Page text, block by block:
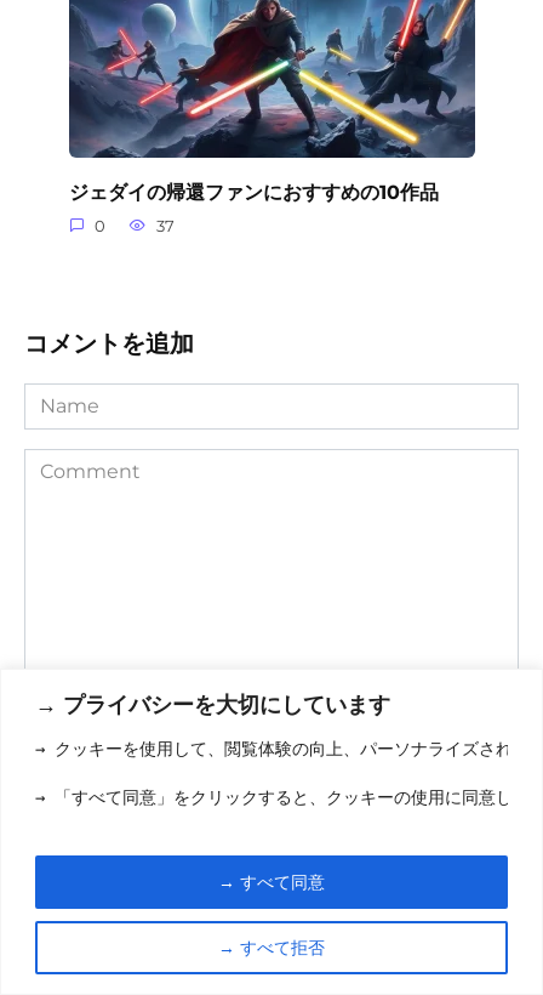
→ プライバシーを大切にしています
→ クッキーを使用して、閲覧体験の向上、パーソナライズされた
→ 「すべて同意」をクリックすると、クッキーの使用に同意した
→ すべて拒否
→ すべて同意
ジェダイの帰還ファンにおすすめの10作品
0 37
コメントを追加
Name
Comment
next time I comment.
利用規約(りようきやく